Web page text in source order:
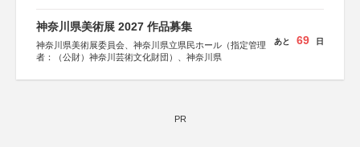
神奈川県美術展 2027 作品募集
神奈川県美術展委員会、神奈川県立県民ホール（指定管理
者：（公財）神奈川芸術文化財団）、神奈川県
あと 69 日
PR